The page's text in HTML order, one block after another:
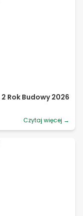
Rok Budowy 2026
Czytaj więcej →